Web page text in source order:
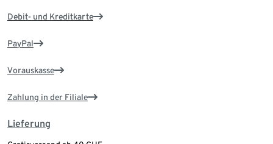
Debit- und Kreditkarte
PayPal
Vorauskasse
Zahlung in der Filiale
Lieferung